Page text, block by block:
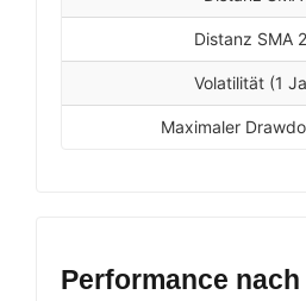
Distanz SMA
Volatilität (1
Maximaler
Performance